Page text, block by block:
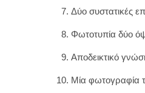
Δύο συστατικές
Φωτοτυπία δύο
Αποδεικτικό
Μία φωτογραφία